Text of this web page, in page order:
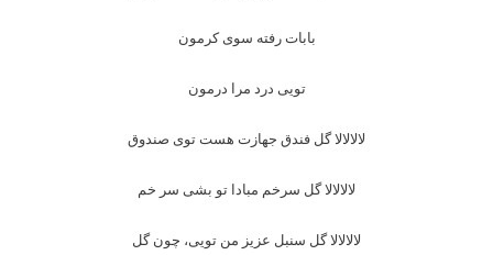
بابات رفته سوی کرمون
تویی درد مرا درمون
لالالالا گل فندق جهازت هست توی صندوق
لالالالا گل سرخم مبادا تو بشی سر خم
لالالالا گل سنبل عزیز من تویی، چون گل